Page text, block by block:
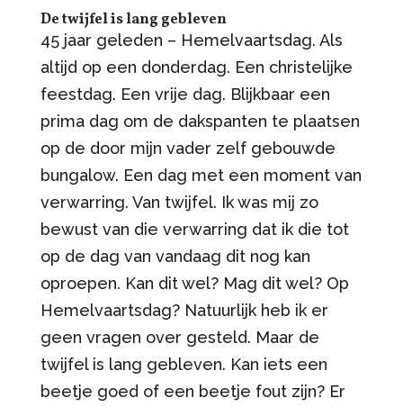
De twijfel is lang gebleven
45 jaar geleden – Hemelvaartsdag. Als
altijd op een donderdag. Een christelijke
feestdag. Een vrije dag. Blijkbaar een
prima dag om de dakspanten te plaatsen
op de door mijn vader zelf gebouwde
bungalow. Een dag met een moment van
verwarring. Van twijfel. Ik was mij zo
bewust van die verwarring dat ik die tot
op de dag van vandaag dit nog kan
oproepen. Kan dit wel? Mag dit wel? Op
Hemelvaartsdag? Natuurlijk heb ik er
geen vragen over gesteld. Maar de
twijfel is lang gebleven. Kan iets een
beetje goed of een beetje fout zijn? Er